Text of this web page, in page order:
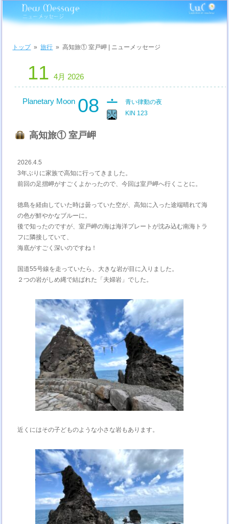
トップ»旅行 »高知旅① 室戸岬 | ニューメッセージ
11 4月 2026
Planetary Moon 08
青い律動の夜
KIN 123
高知旅① 室戸岬
2026.4.5
3年ぶりに家族で高知に行ってきました。
前回の足摺岬がすごくよかったので、今回は室戸岬へ行くことに。
徳島を経由していた時は曇っていた空が、高知に入った途端晴れて海
の色が鮮やかなブルーに。
後で知ったのですが、室戸岬の海は海洋プレートが沈み込む南海トラ
フに隣接していて、
海底がすごく深いのですね！
国道55号線を走っていたら、大きな岩が目に入りました。
２つの岩がしめ縄で結ばれた「夫婦岩」でした。
近くにはその子どものような小さな岩もあります。